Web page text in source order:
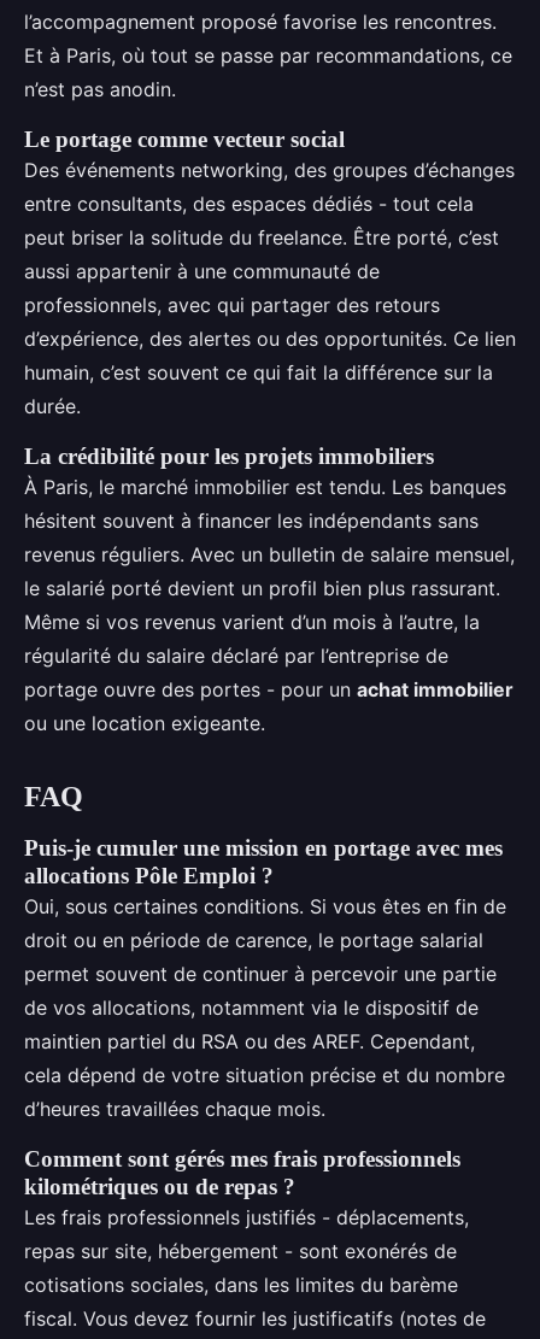
l’accompagnement proposé favorise les rencontres.
Et à Paris, où tout se passe par recommandations, ce
n’est pas anodin.
Le portage comme vecteur social
Des événements networking, des groupes d’échanges
entre consultants, des espaces dédiés - tout cela
peut briser la solitude du freelance. Être porté, c’est
aussi appartenir à une communauté de
professionnels, avec qui partager des retours
d’expérience, des alertes ou des opportunités. Ce lien
humain, c’est souvent ce qui fait la différence sur la
durée.
La crédibilité pour les projets immobiliers
À Paris, le marché immobilier est tendu. Les banques
hésitent souvent à financer les indépendants sans
revenus réguliers. Avec un bulletin de salaire mensuel,
le salarié porté devient un profil bien plus rassurant.
Même si vos revenus varient d’un mois à l’autre, la
régularité du salaire déclaré par l’entreprise de
portage ouvre des portes - pour un achat immobilier
ou une location exigeante.
FAQ
Puis-je cumuler une mission en portage avec mes
allocations Pôle Emploi ?
Oui, sous certaines conditions. Si vous êtes en fin de
droit ou en période de carence, le portage salarial
permet souvent de continuer à percevoir une partie
de vos allocations, notamment via le dispositif de
maintien partiel du RSA ou des AREF. Cependant,
cela dépend de votre situation précise et du nombre
d’heures travaillées chaque mois.
Comment sont gérés mes frais professionnels
kilométriques ou de repas ?
Les frais professionnels justifiés - déplacements,
repas sur site, hébergement - sont exonérés de
cotisations sociales, dans les limites du barème
fiscal. Vous devez fournir les justificatifs (notes de